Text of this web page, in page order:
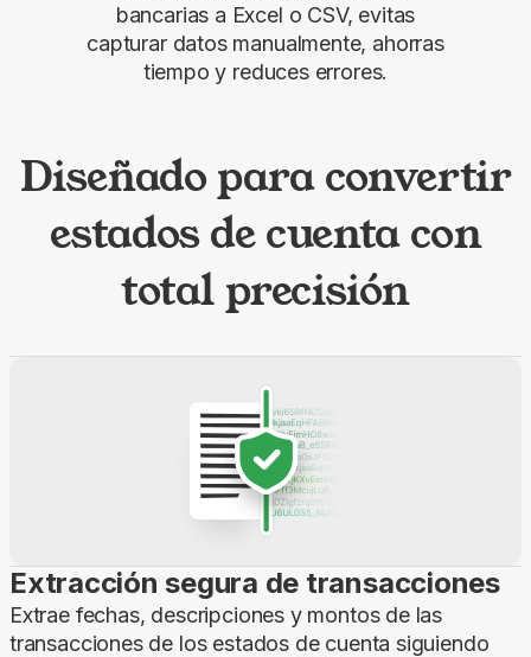
bancarias a Excel o CSV, evitas
capturar datos manualmente, ahorras
tiempo y reduces errores.
Diseñado para convertir
estados de cuenta con
total precisión
Extracción segura de transacciones
Extrae fechas, descripciones y montos de las
transacciones de los estados de cuenta siguiendo